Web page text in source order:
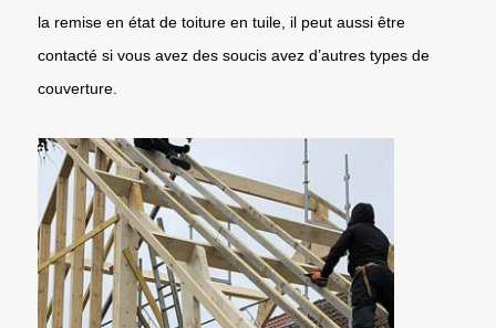
la remise en état de toiture en tuile, il peut aussi être
contacté si vous avez des soucis avez d’autres types de
couverture.